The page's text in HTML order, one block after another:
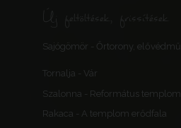
Új feltöltések, frissítések
Sajógömör - Őrtorony, elővédmű
Tornalja - Vár
Szalonna - Református templom
Rakaca - A templom erődfala